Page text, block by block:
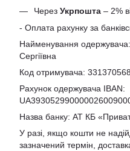
Через Укрпошта – 2%
- Оплата рахунку за
Найменування
Сергіївна
Код отримувача:
Рахунок одержувача IBAN:
Назва банку: АТ КБ
У разі, якщо кошти не
зазначений термін,